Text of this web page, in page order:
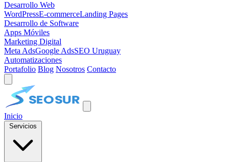
Desarrollo Web
WordPressE-commerceLanding Pages
Desarrollo de Software
Apps Móviles
Marketing Digital
Meta AdsGoogle AdsSEO Uruguay
Automatizaciones
Portafolio Blog Nosotros Contacto
Inicio